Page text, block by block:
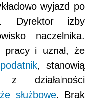
wyjazd po
Dyrektor izby
naczelnika.
pracy i uznał, że
podatnik, stanowią
z działalności
służbowe. Brak